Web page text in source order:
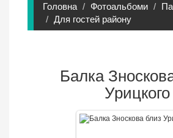
Головна Фотоальбоми
Для гостей району
Балка
Урицкого